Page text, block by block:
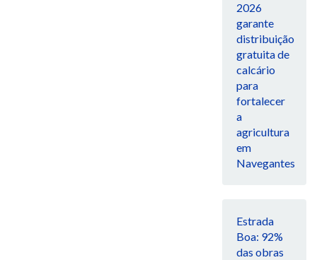
2026
garante
distribuição
gratuita de
calcário
para
fortalecer
a
agricultura
em
Navegantes
Estrada
Boa: 92%
das obras